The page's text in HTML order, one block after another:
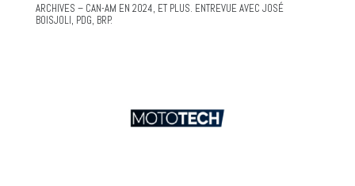
ARCHIVES – CAN-AM EN 2024, ET PLUS. ENTREVUE AVEC JOSÉ
BOISJOLI, PDG, BRP.